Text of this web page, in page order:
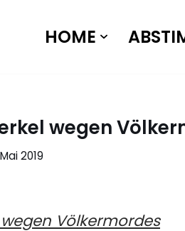
HOME
wegen
2019
Völkermordes